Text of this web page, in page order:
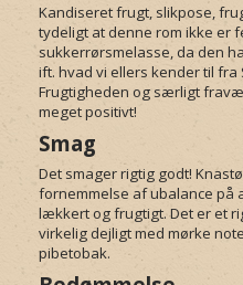
Kandiseret frugt, slikpose,
tydeligt at denne rom ikke er
sukkerrørsmelasse, da den
ift. hvad vi ellers kender til fra
Frugtigheden og særligt
meget positivt!
Smag
Det smager rigtig godt!
fornemmelse af ubalance på
lækkert og frugtigt. Det er et
virkelig dejligt med mørke
pibetobak.